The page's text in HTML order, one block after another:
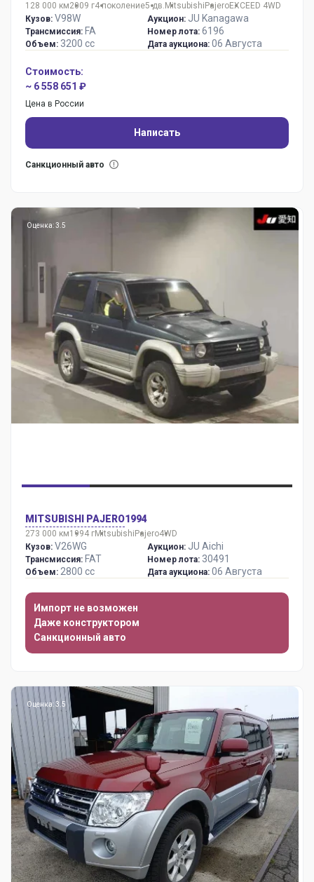
128 000 км2009 г4 поколение5 дв. Mitsubishi PajeroEXCEED 4WD
Кузов: V98W
Трансмиссия: FA
Объем: 3200 сс
Аукцион: JU Kanagawa
Номер лота: 6196
Дата аукциона: 06 Августа
Стоимость:
~ 6 558 651 ₽
Цена в России
Написать
Санкционный авто
Оценка: 3.5
MITSUBISHI PAJERO1994
273 000 км1994 гMitsubishi Pajero4WD
Кузов: V26WG
Трансмиссия: FAT
Объем: 2800 сс
Аукцион: JU Aichi
Номер лота: 30491
Дата аукциона: 06 Августа
Импорт не возможен
Даже конструктором
Санкционный авто
Оценка: 3.5